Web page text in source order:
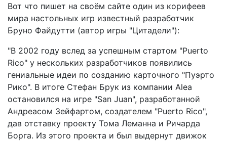
Вот что пишет на своём сайте один из корифеев
мира настольных игр известный разработчик
Бруно Файдутти (автор игры "Цитадели"):
"В 2002 году вслед за успешным стартом "Puerto
Rico" у нескольких разработчиков появились
гениальные идеи по созданию карточного "Пуэрто
Рико". В итоге Стефан Брук из компании Alea
остановился на игре "San Juan", разработанной
Андреасом Зейфартом, создателем "Puerto Rico",
дав отставку проекту Тома Леманна и Ричарда
Борга. Из этого проекта и был выдернут движок